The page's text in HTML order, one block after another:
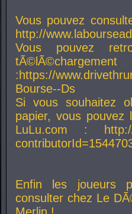
Vous pouvez
http://
Vous pouvez
:https://
Bourse--Ds
Si vous souhaitez
papier, vous
LuLu.com : http://
Enfin les joueurs
consulter chez Le